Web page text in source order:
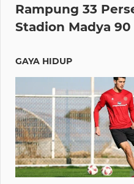
Rampung 33
Stadion Madya
GAYA HIDUP